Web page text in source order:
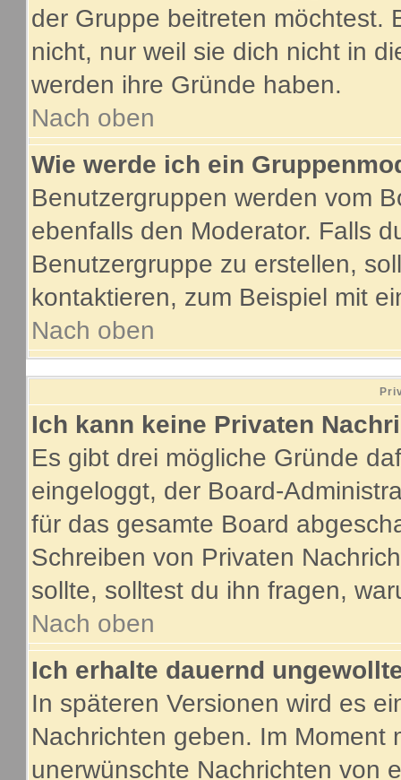
der Gruppe beitreten möchtest.
nicht, nur weil sie dich nicht in
werden ihre Gründe haben.
Nach oben
Wie werde ich ein
Benutzergruppen werden vom
ebenfalls den Moderator. Falls
Benutzergruppe zu erstellen,
kontaktieren, zum Beispiel mit
Nach oben
Ich kann keine Privaten
Es gibt drei mögliche Gründe
eingeloggt, der Board-
für das gesamte Board
Schreiben von Privaten
sollte, solltest du ihn fragen,
Nach oben
Ich erhalte dauernd
In späteren Versionen wird es
Nachrichten geben. Im Moment
unerwünschte Nachrichten von